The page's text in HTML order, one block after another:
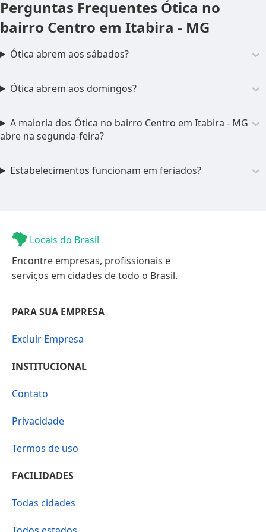
Perguntas Frequentes Ótica no
bairro Centro em Itabira - MG
Ótica abrem aos sábados?
Ótica abrem aos domingos?
A maioria dos Ótica no bairro Centro em Itabira - MG
abre na segunda-feira?
Estabelecimentos funcionam em feriados?
Locais do Brasil
Encontre empresas, profissionais e
serviços em cidades de todo o Brasil.
PARA SUA EMPRESA
Excluir Empresa
INSTITUCIONAL
Contato
Privacidade
Termos de uso
FACILIDADES
Todas cidades